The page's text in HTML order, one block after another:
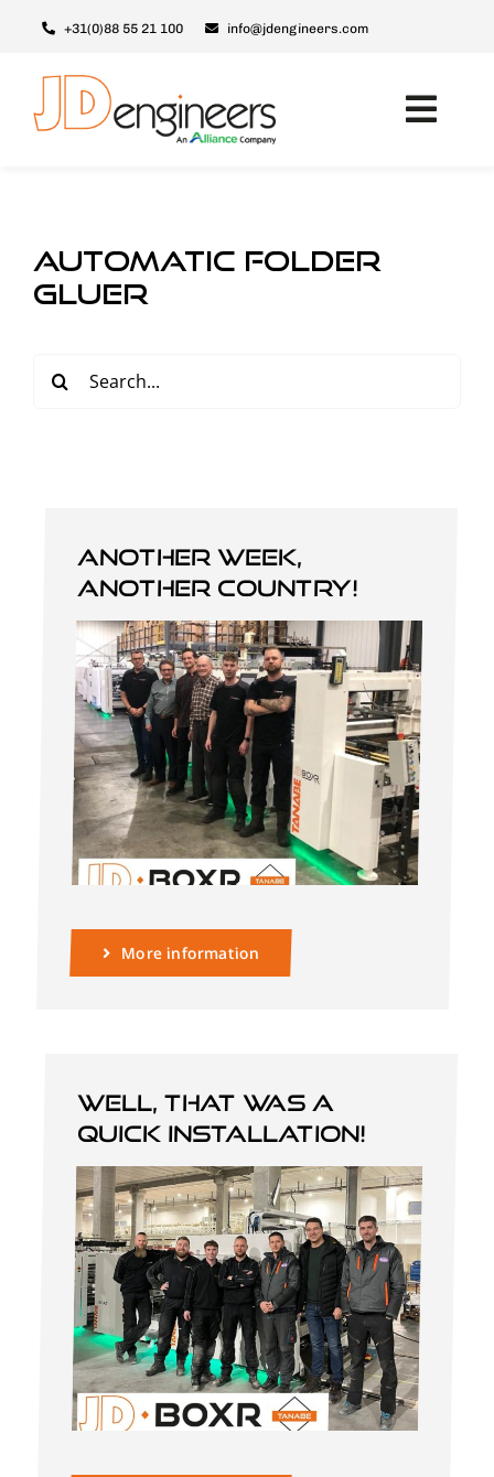
content
+31(0)88 55 21 100 info@jdengineers.com
Upgrades
automatic folder
gluer
Search
Another week,
another country!
More information
Well, that was a
quick installation!